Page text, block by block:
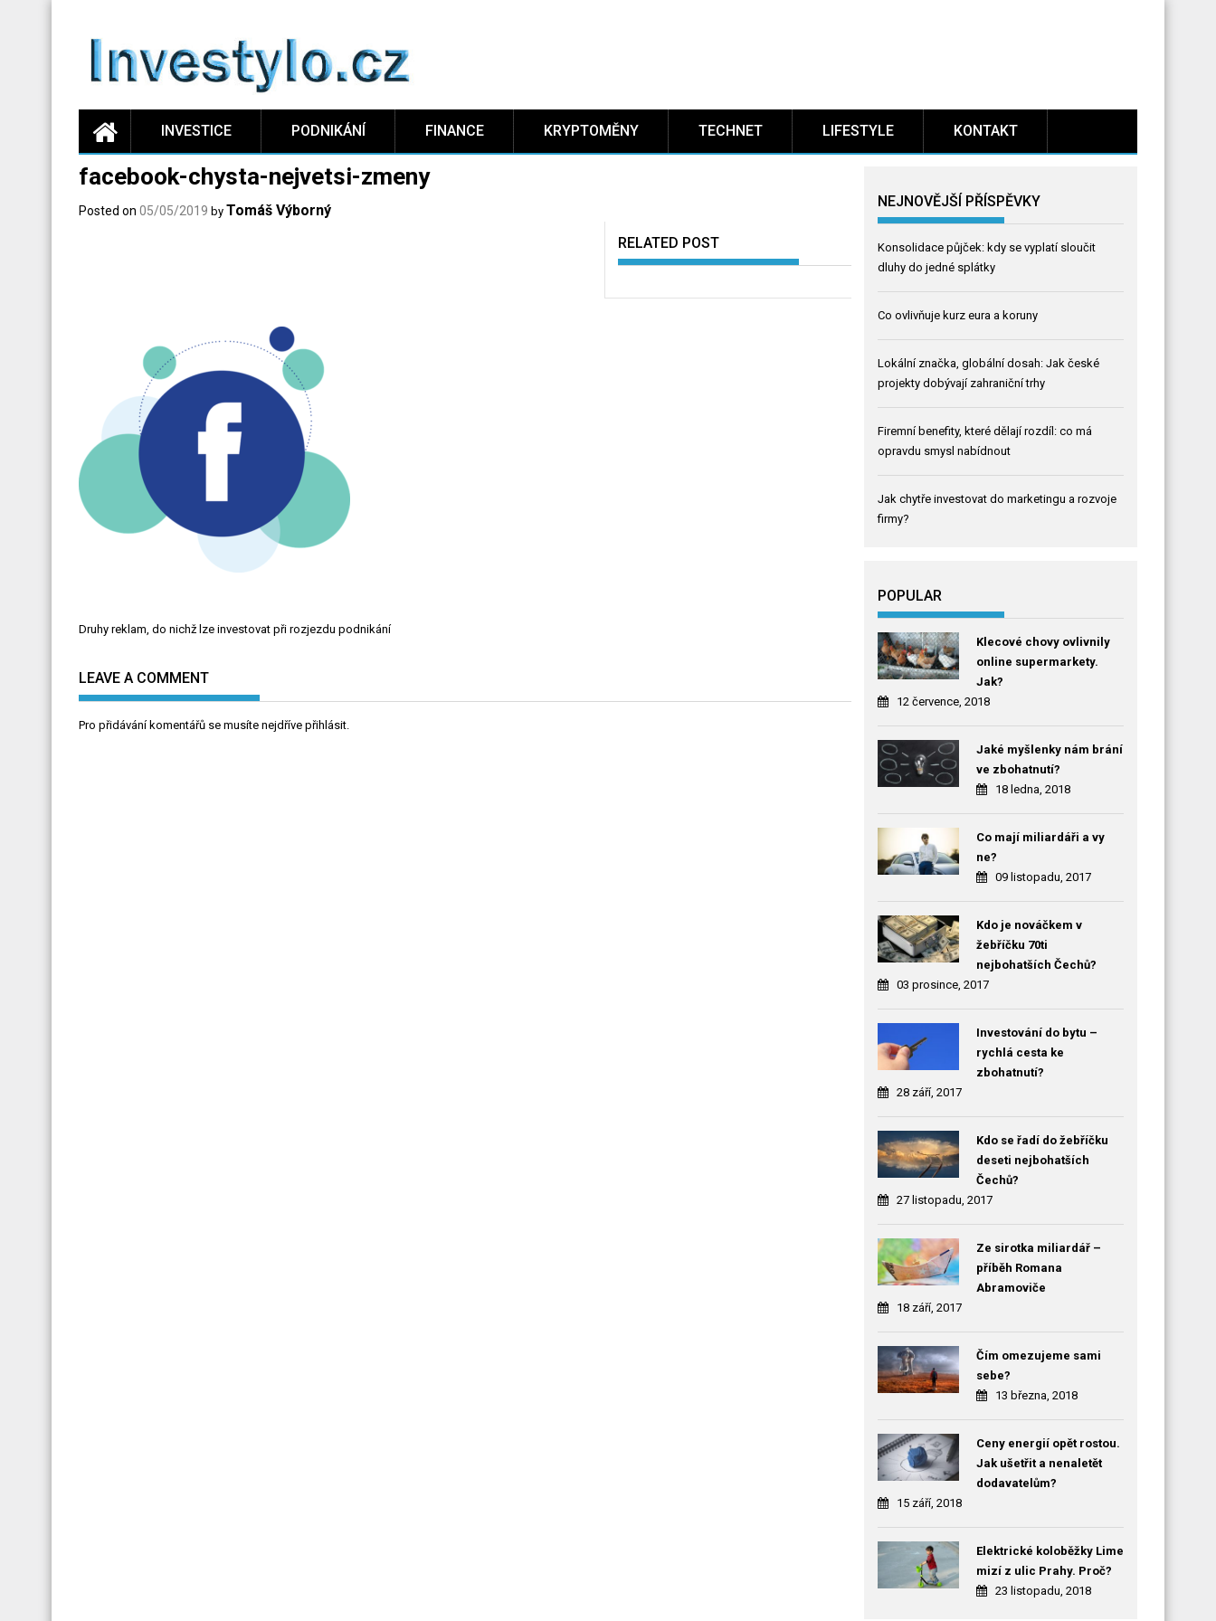
INVESTICE PODNIKÁNÍ FINANCE KRYPTOMĚNY TECHNET LIFESTYLE KONTAKT
facebook-chysta-nejvetsi-zmeny
Posted on 05/05/2019 by Tomáš Výborný
RELATED POST
Navigace
příspěvek
Druhy reklam, do nichž lze investovat při rozjezdu podnikání
LEAVE A COMMENT
Pro přidávání komentářů se musíte nejdříve přihlásit.
NEJNOVĚJŠÍ PŘÍSPĚVKY
Konsolidace půjček: kdy se vyplatí sloučit
dluhy do jedné splátky
Co ovlivňuje kurz eura a koruny
Lokální značka, globální dosah: Jak české
projekty dobývají zahraniční trhy
Firemní benefity, které dělají rozdíl: co má
opravdu smysl nabídnout
Jak chytře investovat do marketingu a rozvoje
firmy?
POPULAR
Klecové chovy ovlivnily
online supermarkety.
Jak?
12 července, 2018
Jaké myšlenky nám brání
ve zbohatnutí?
18 ledna, 2018
Co mají miliardáři a vy
ne?
09 listopadu, 2017
Kdo je nováčkem v
žebříčku 70ti
nejbohatších Čechů?
03 prosince, 2017
Investování do bytu –
rychlá cesta ke
zbohatnutí?
28 září, 2017
Kdo se řadí do žebříčku
deseti nejbohatších
Čechů?
27 listopadu, 2017
Ze sirotka miliardář –
příběh Romana
Abramoviče
18 září, 2017
Čím omezujeme sami
sebe?
13 března, 2018
Ceny energií opět rostou.
Jak ušetřit a nenaletět
dodavatelům?
15 září, 2018
Elektrické koloběžky Lime
mizí z ulic Prahy. Proč?
23 listopadu, 2018